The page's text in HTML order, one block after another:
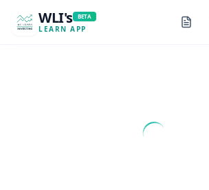
WLI's BETA
LEARN APP